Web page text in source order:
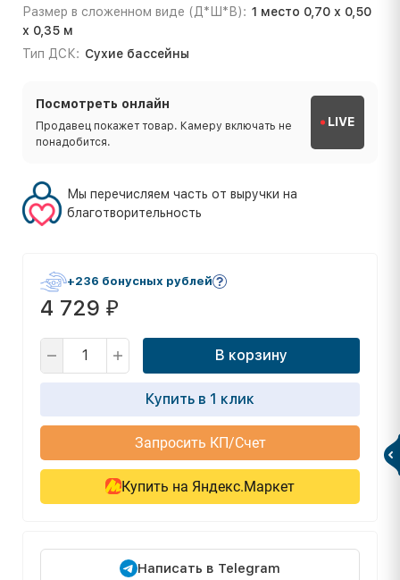
Размер в сложенном виде (Д*Ш*В): 1 место 0,70 х 0,50
х 0,35 м
Тип ДСК: Сухие бассейны
Посмотреть онлайн
Продавец покажет товар. Камеру включать не
понадобится.
LIVE
Мы перечисляем часть от выручки на
благотворительность
+236 бонусных рублей
4 729 ₽
В корзину
Купить в 1 клик
Запросить КП/Счет
Купить на Яндекс.Маркет
Написать в Telegram